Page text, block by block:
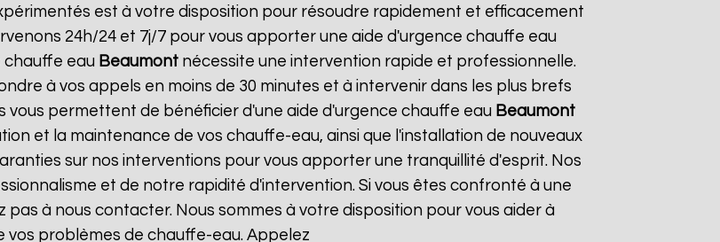
est à votre disposition pour résoudre rapidement et efficacement
24h/24 et 7j/7 pour vous apporter une aide d'urgence chauffe eau
chauffe eau Beaumont nécessite une intervention rapide et professionnelle.
à vos appels en moins de 30 minutes et à intervenir dans les plus brefs
permettent de bénéficier d'une aide d'urgence chauffe eau Beaumont
et la maintenance de vos chauffe-eau, ainsi que l'installation de nouveaux
sur nos interventions pour vous apporter une tranquillité d'esprit. Nos
et de notre rapidité d'intervention. Si vous êtes confronté à une
pas à nous contacter. Nous sommes à votre disposition pour vous aider à
vos problèmes de chauffe-eau. Appelez